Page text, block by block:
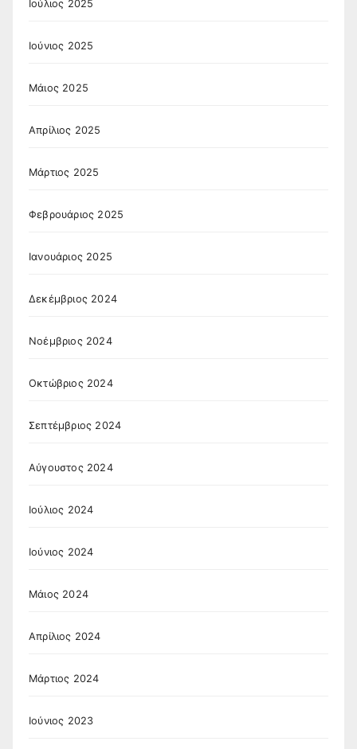
Ιούλιος 2025
Ιούνιος 2025
Μάιος 2025
Απρίλιος 2025
Μάρτιος 2025
Φεβρουάριος 2025
Ιανουάριος 2025
Δεκέμβριος 2024
Νοέμβριος 2024
Οκτώβριος 2024
Σεπτέμβριος 2024
Αύγουστος 2024
Ιούλιος 2024
Ιούνιος 2024
Μάιος 2024
Απρίλιος 2024
Μάρτιος 2024
Ιούνιος 2023